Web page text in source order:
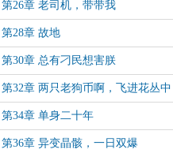
第26章 老司机，带带我
第28章 故地
第30章 总有刁民想害朕
第32章 两只老狗币啊，飞进花丛中
啊
第34章 单身二十年
第36章 异变晶骸，一日双爆